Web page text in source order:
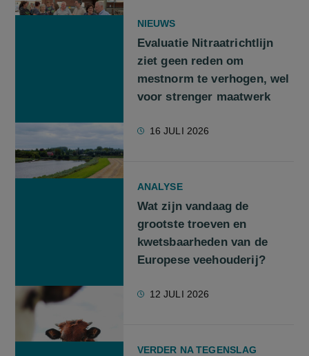
NIEUWS
Evaluatie Nitraatrichtlijn
ziet geen reden om
mestnorm te verhogen, wel
voor strenger maatwerk
16 JULI 2026
ANALYSE
Wat zijn vandaag de
grootste troeven en
kwetsbaarheden van de
Europese veehouderij?
12 JULI 2026
VERDER NA TEGENSLAG